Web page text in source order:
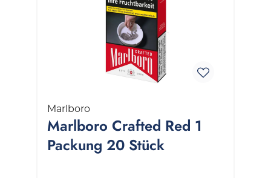
Marlboro
Marlboro Crafted Red 1
Packung 20 Stück